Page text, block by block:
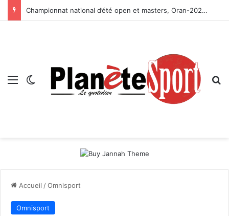
Championnat national d’été open et masters, Oran-2026 — Le CRB s’adjuge le titre
Menu Switch skin
Accueil /Omnisport
Omnisport